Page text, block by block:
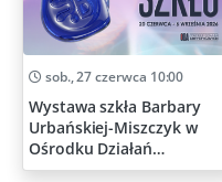
sob., 27 czerwca 10:00
Wystawa szkła Barbary
Urbańskiej-Miszczyk w
Ośrodku Działań
Artystycznych